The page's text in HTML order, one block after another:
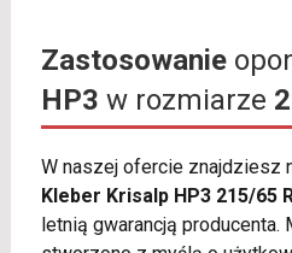
Zastosowanie
HP3 w rozmiarze
W naszej ofercie znajdziesz
Kleber Krisalp HP3 215/65
letnią gwarancją producenta.